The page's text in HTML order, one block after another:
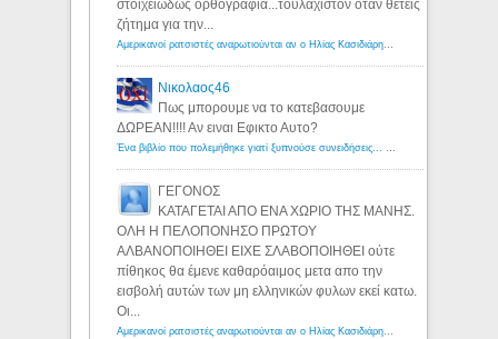
στοιχειωδώς ορθογραφία...τουλάχιστον όταν θέτεις
ζήτημα για την...
Αμερικανοί ρατσιστές αναρωτιούνται αν ο Ηλίας Κασιδιάρης ανήκει στη λευκή φυλή... - Λόγιος Ερμής
Νικολαος46
Πως μπορουμε να το κατεβασουμε
ΔΩΡΕΑΝ!!!! Αν ειναι Εφικτο Αυτο?
Ένα βιβλίο που πολεμήθηκε γιατί ξυπνούσε συνειδήσεις... - Λόγιος Ερμής | Η γνώση ξεκινάει με την αναζήτηση...
ΓΕΓΟΝΟΣ
ΚΑΤΑΓΕΤΑΙ ΑΠΟ ΕΝΑ ΧΩΡΙΟ ΤΗΣ ΜΑΝΗΣ.
ΟΛΗ Η ΠΕΛΟΠΟΝΗΣΟ ΠΡΩΤΟΥ
ΑΛΒΑΝΟΠΟΙΗΘΕΙ ΕΙΧΕ ΣΛΑΒΟΠΟΙΗΘΕΙ ούτε
πίθηκος θα έμενε καθαρόαιμος μετα απο την
εισβολή αυτών των μη ελληνικών φυλων εκεί κατω.
Οι...
Αμερικανοί ρατσιστές αναρωτιούνται αν ο Ηλίας Κασιδιάρης ανήκει στη λευκή φυλή... - Λόγιος Ερμής